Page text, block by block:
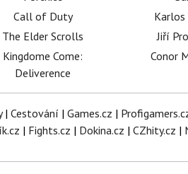
Call of Duty
The Elder Scrolls
Kingdome Come:
Deliverence
Karlos
Jiří
Conor
| Cestování | Games.cz |
| Fights.cz | Dokina.cz | CZhity.cz |